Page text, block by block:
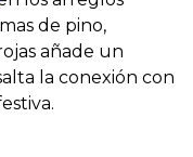
de pino,
añade un
la conexión con